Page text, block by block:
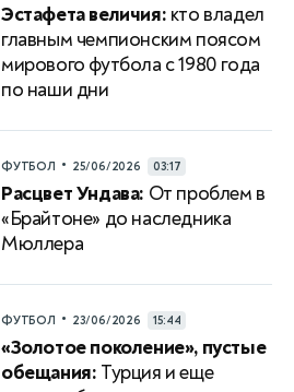
Эстафета величия: кто владел
главным чемпионским поясом
мирового футбола с 1980 года
по наши дни
ФУТБОЛ • 25/06/2026 03:17
Расцвет Ундава: От проблем в
«Брайтоне» до наследника
Мюллера
ФУТБОЛ • 23/06/2026 15:44
«Золотое поколение», пустые
обещания: Турция и еще